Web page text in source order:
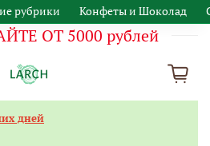
рубрики Конфеты и Шоколад
ОТ 5000 рублей
дней